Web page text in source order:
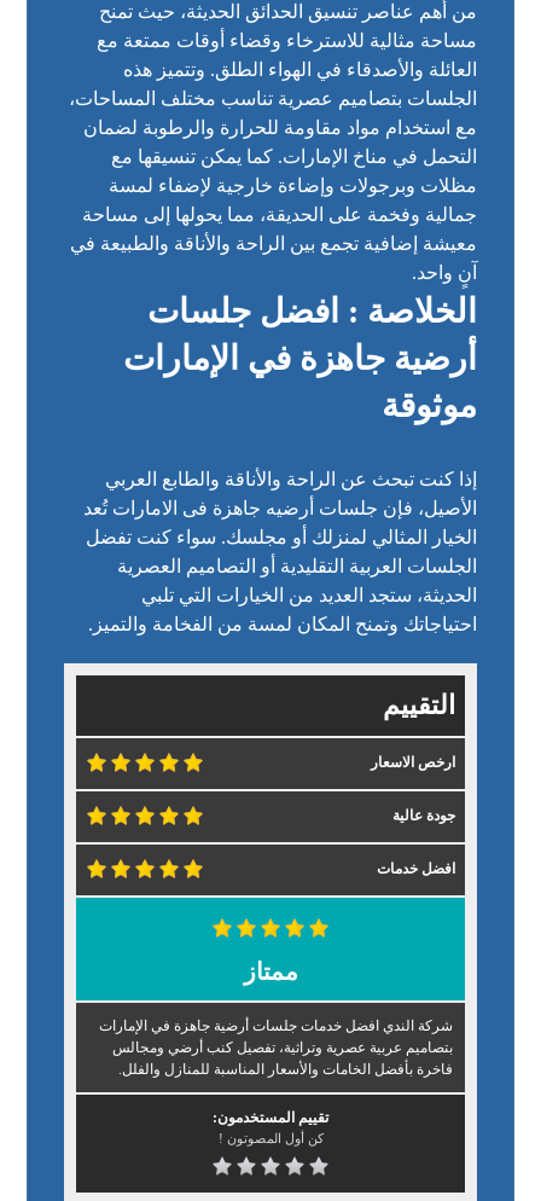
من أهم عناصر تنسيق الحدائق الحديثة، حيث تمنح
مساحة مثالية للاسترخاء وقضاء أوقات ممتعة مع
العائلة والأصدقاء في الهواء الطلق. وتتميز هذه
الجلسات بتصاميم عصرية تناسب مختلف المساحات،
مع استخدام مواد مقاومة للحرارة والرطوبة لضمان
التحمل في مناخ الإمارات. كما يمكن تنسيقها مع
مظلات وبرجولات وإضاءة خارجية لإضفاء لمسة
جمالية وفخمة على الحديقة، مما يحولها إلى مساحة
معيشة إضافية تجمع بين الراحة والأناقة والطبيعة في
آنٍ واحد.
الخلاصة : افضل جلسات
أرضية جاهزة في الإمارات
موثوقة
إذا كنت تبحث عن الراحة والأناقة والطابع العربي
الأصيل، فإن جلسات أرضيه جاهزة فى الامارات تُعد
الخيار المثالي لمنزلك أو مجلسك. سواء كنت تفضل
الجلسات العربية التقليدية أو التصاميم العصرية
الحديثة، ستجد العديد من الخيارات التي تلبي
احتياجاتك وتمنح المكان لمسة من الفخامة والتميز.
التقييم
ارخص الاسعار
جودة عالية
افضل خدمات
ممتاز
شركة الندي افضل خدمات جلسات أرضية جاهزة في الإمارات
بتصاميم عربية عصرية وتراثية، تفصيل كنب أرضي ومجالس
فاخرة بأفضل الخامات والأسعار المناسبة للمنازل والفلل.
تقييم المستخدمون:
كن أول المصوتون !